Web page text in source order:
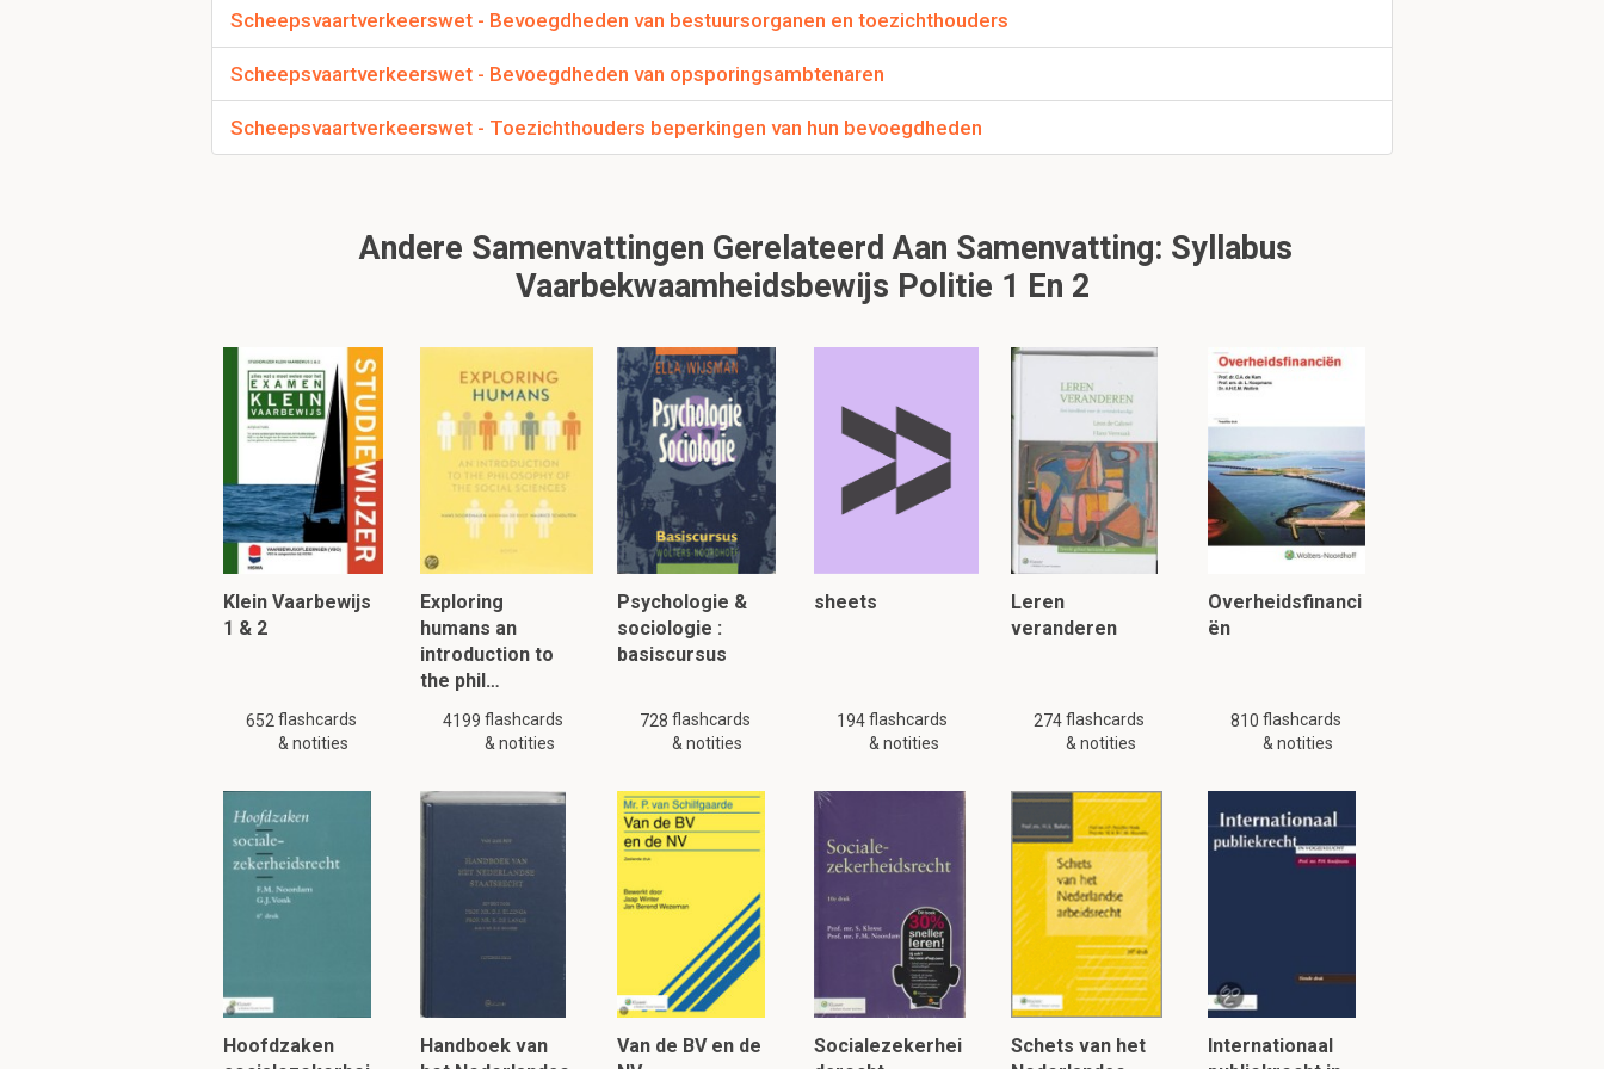
Wie neemt beslissingen over verkeerstekens?
Het bevoegd gezag neemt beslissingen.
Zorgt voor aanbrengen of verwijderen.
Scheepsvaartverkeerswet - Bevoegdheden van bestuursorganen en toezichthouders
Scheepsvaartverkeerswet - Bevoegdheden van opsporingsambtenaren
Scheepsvaartverkeerswet - Toezichthouders beperkingen van hun bevoegdheden
Andere Samenvattingen Gerelateerd Aan Samenvatting: Syllabus
Vaarbekwaamheidsbewijs Politie 1 En 2
Klein Vaarbewijs
1 & 2
652 flashcards
& notities
Exploring
humans an
introduction to
the phil…
4199 flashcards
& notities
Psychologie &
sociologie :
basiscursus
728 flashcards
& notities
sheets
194flashcards
& notities
Leren
veranderen
274flashcards
& notities
Overheidsfinanci
ën
810 flashcards
& notities
Hoofdzaken
Handboek van
Van de BV en de
Socialezekerhei
Schets van het
Internationaal